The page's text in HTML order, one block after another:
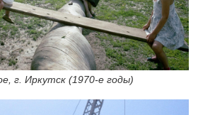
г. Иркутск (1970-е годы)